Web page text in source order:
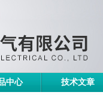
中心 技术文章